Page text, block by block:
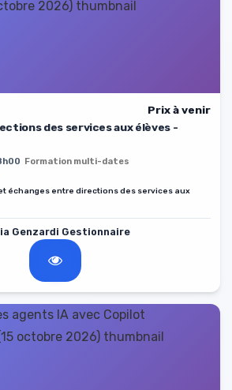
Prix à venir
des services aux élèves -
Formation multi-dates
échanges entre directions des services aux
Genzardi Gestionnaire